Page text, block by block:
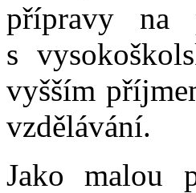
přípravy na
s
vyšším
vzdělávání.
Jako malou